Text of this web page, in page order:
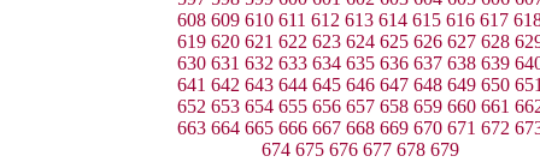
608 609 610 611 612 613 614 615 616 617
619 620 621 622 623 624 625 626 627 628
630 631 632 633 634 635 636 637 638 639
641 642 643 644 645 646 647 648 649 650
652 653 654 655 656 657 658 659 660 661
663 664 665 666 667 668 669 670 671 672
674 675 676 677 678 679